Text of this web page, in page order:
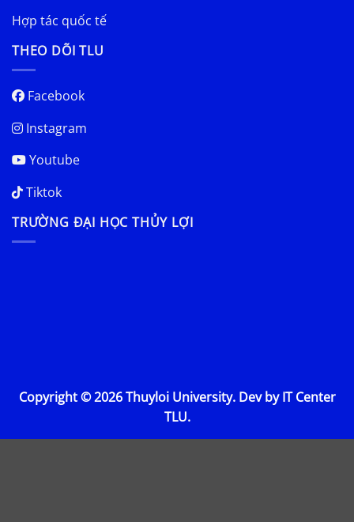
Hợp tác quốc tế
THEO DÕI TLU
Facebook
Instagram
Youtube
Tiktok
TRƯỜNG ĐẠI HỌC THỦY LỢI
Copyright © 2026 Thuyloi University. Dev by IT Center
TLU.